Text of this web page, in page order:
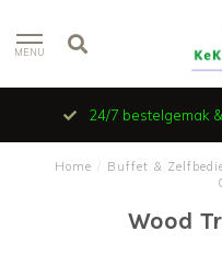
MENU
24/7 bestelgemak
Home Buffet &
Wood